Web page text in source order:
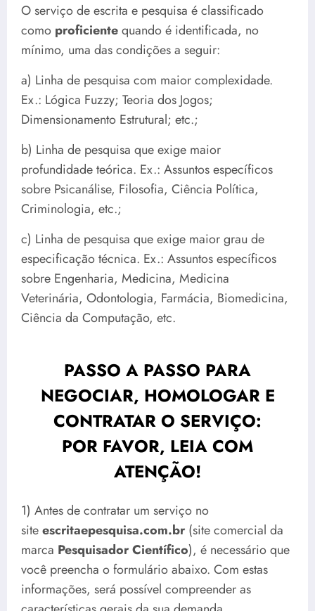
O serviço de escrita e pesquisa é classificado
como proficientequando é identificada, no
mínimo, uma das condições a seguir:
a) Linha de pesquisa com maior complexidade.
Ex.: Lógica Fuzzy; Teoria dos Jogos;
Dimensionamento Estrutural; etc.;
b) Linha de pesquisa que exige maior
profundidade teórica. Ex.: Assuntos específicos
sobre Psicanálise, Filosofia, Ciência Política,
Criminologia, etc.;
c) Linha de pesquisa que exige maior grau de
especificação técnica. Ex.: Assuntos específicos
sobre Engenharia, Medicina, Medicina
Veterinária, Odontologia, Farmácia, Biomedicina,
Ciência da Computação, etc.
PASSO A PASSO PARA
NEGOCIAR, HOMOLOGAR E
CONTRATAR O SERVIÇO:
POR FAVOR, LEIA COM
ATENÇÃO!
1) Antes de contratar um serviço no
siteescritaepesquisa.com.br (site comercial da
marca Pesquisador Científico), é necessário que
você preencha o formulário abaixo. Com estas
informações, será possível compreender as